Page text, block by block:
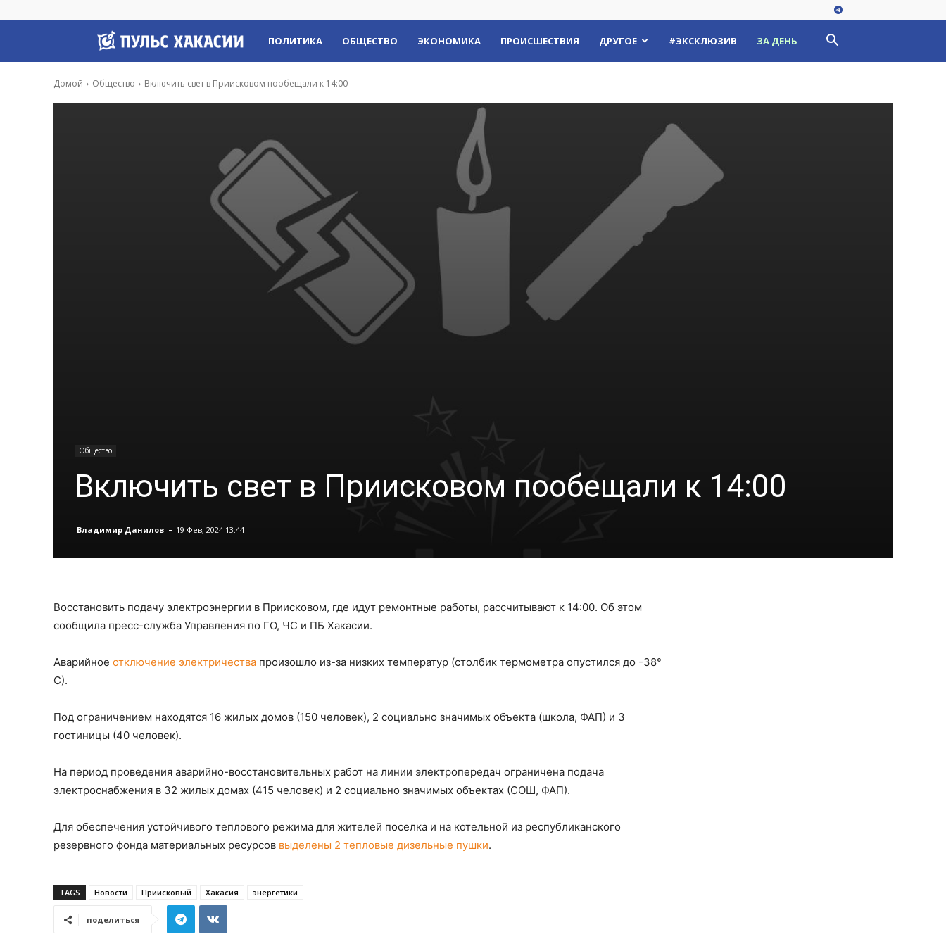
Пульс
Хакасии
ПОЛИТИКА ОБЩЕСТВО ЭКОНОМИКА ПРОИСШЕСТВИЯ ДРУГОЕ #ЭКСКЛЮЗИВ ЗА ДЕНЬ
Домой Общество Включить свет в Приисковом пообещали к 14:00
Общество
Включить свет в Приисковом пообещали к 14:00
Владимир Данилов - 19 Фев, 2024 13:44
Восстановить подачу электроэнергии в Приисковом, где идут ремонтные работы, рассчитывают к 14:00. Об этом
сообщила пресс-служба Управления по ГО, ЧС и ПБ Хакасии.
Аварийное отключение электричества произошло из-за низких температур (столбик термометра опустился до -38°
С).
Под ограничением находятся 16 жилых домов (150 человек), 2 социально значимых объекта (школа, ФАП) и 3
гостиницы (40 человек).
На период проведения аварийно-восстановительных работ на линии электропередач ограничена подача
электроснабжения в 32 жилых домах (415 человек) и 2 социально значимых объектах (СОШ, ФАП).
Для обеспечения устойчивого теплового режима для жителей поселка и на котельной из республиканского
резервного фонда материальных ресурсов выделены 2 тепловые дизельные пушки.
TAGS Новости Приисковый Хакасия энергетики
поделиться